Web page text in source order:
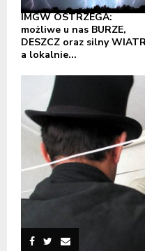
IMGW OSTRZEGA:
możliwe u nas BURZE,
DESZCZ oraz silny
a lokalnie...